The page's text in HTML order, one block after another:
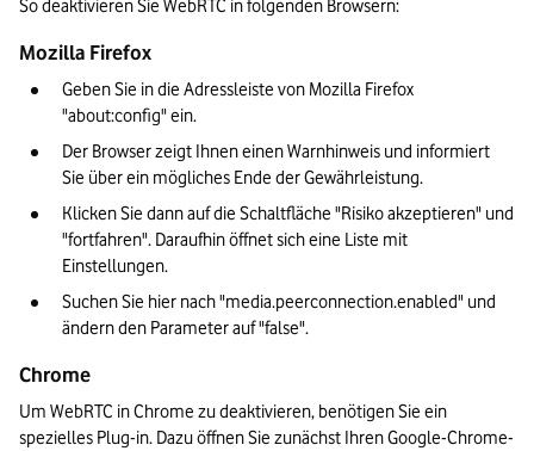
So deaktivieren Sie WebRTC in folgenden Browsern:
Mozilla Firefox
Geben Sie in die Adressleiste von Mozilla Firefox
"about:config" ein.
Der Browser zeigt Ihnen einen Warnhinweis und informiert
Sie über ein mögliches Ende der Gewährleistung.
Klicken Sie dann auf die Schaltfläche "Risiko akzeptieren" und
"fortfahren". Daraufhin öffnet sich eine Liste mit
Einstellungen.
Suchen Sie hier nach "media.peerconnection.enabled" und
ändern den Parameter auf "false".
Chrome
Um WebRTC in Chrome zu deaktivieren, benötigen Sie ein
spezielles Plug-in. Dazu öffnen Sie zunächst Ihren Google-Chrome-